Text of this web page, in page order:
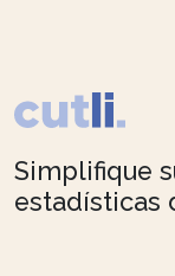
Simplifique
estadísticas